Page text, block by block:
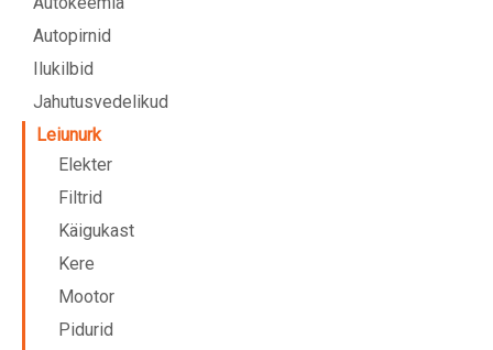
Autopirnid
Ilukilbid
Jahutusvedelikud
Leiunurk
Elekter
Filtrid
Käigukast
Kere
Mootor
Pidurid